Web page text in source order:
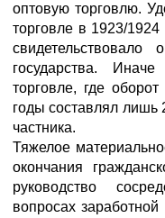
оптовую торговлю.
торговле в 1923/
государства.
торговле, где оборот
годы составлял лишь
частника.
Тяжелое
окончания
руководство
вопросах